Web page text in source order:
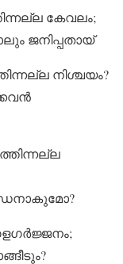
കേവലം;
ജനിപ്പതായ്
നിശ്ചയം?